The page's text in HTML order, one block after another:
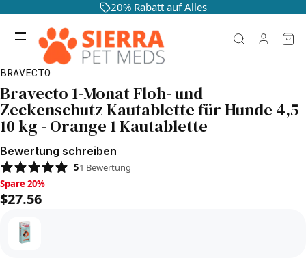
20% Rabatt auf Alles
BRAVECTO
Bravecto 1-Monat Floh- und
Zeckenschutz Kautablette für Hunde 4,5-
10 kg - Orange 1 Kautablette
Bewertung schreiben
51 Bewertung
Spare 20%, $27.56
Spare 20%
$27.56